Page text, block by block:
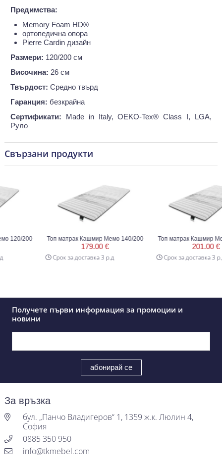
Предимства:
Memory Foam HD®
ортопедична опора
Pierre Cardin дизайн
Размери: 120/200 см
Височина: 26 см
Твърдост: Средно твърд
Гаранция: безкрайна
Сертификати: Made in Italy, OEKO-Tex® Class I, LGA,
Руло
Свързани продукти
200 Топ матрак Кашмир Мемо 140/200
179.00 €
Срок за доставка 3 р.д
Топ матрак Кашмир
201.00 €
Срок за доставка 3 р.д
Получете първи информация за промоции и
новини
За връзка
бул. „Панчо Владигеров“ 1, 1359 ж.к. Люлин 4,
София
0885 350 950
info@tkmebel.com